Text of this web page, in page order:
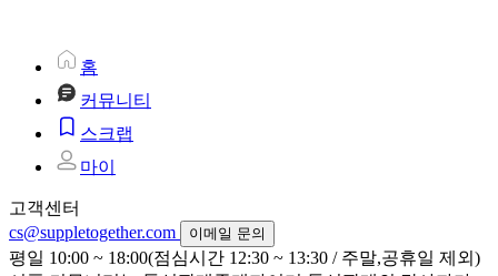
홈
커뮤니티
스크랩
마이
고객센터
cs@suppletogether.com
이메일 문의
평일 10:00 ~ 18:00(점심시간 12:30 ~ 13:30 / 주말,공휴일 제외)